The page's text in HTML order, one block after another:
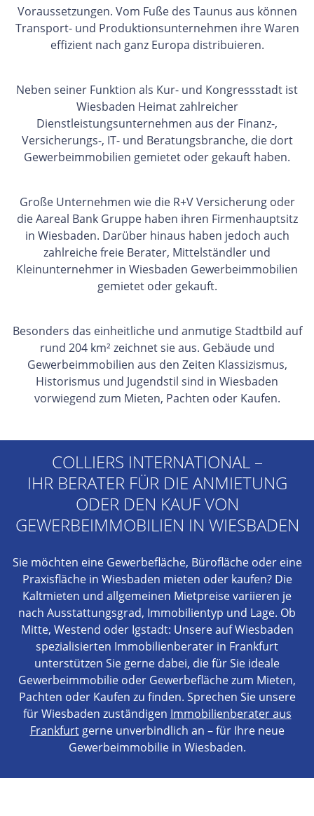
Voraussetzungen. Vom Fuße des Taunus aus können
Transport- und Produktionsunternehmen ihre Waren
effizient nach ganz Europa distribuieren.
Neben seiner Funktion als Kur- und Kongressstadt ist
Wiesbaden Heimat zahlreicher
Dienstleistungsunternehmen aus der Finanz-,
Versicherungs-, IT- und Beratungsbranche, die dort
Gewerbeimmobilien gemietet oder gekauft haben.
Große Unternehmen wie die R+V Versicherung oder
die Aareal Bank Gruppe haben ihren Firmenhauptsitz
in Wiesbaden. Darüber hinaus haben jedoch auch
zahlreiche freie Berater, Mittelständler und
Kleinunternehmer in Wiesbaden Gewerbeimmobilien
gemietet oder gekauft.
Besonders das einheitliche und anmutige Stadtbild auf
rund 204 km² zeichnet sie aus. Gebäude und
Gewerbeimmobilien aus den Zeiten Klassizismus,
Historismus und Jugendstil sind in Wiesbaden
vorwiegend zum Mieten, Pachten oder Kaufen.
COLLIERS INTERNATIONAL –
IHR BERATER FÜR DIE ANMIETUNG
ODER DEN KAUF VON
GEWERBEIMMOBILIEN IN WIESBADEN
Sie möchten eine Gewerbefläche, Bürofläche oder eine
Praxisfläche in Wiesbaden mieten oder kaufen? Die
Kaltmieten und allgemeinen Mietpreise variieren je
nach Ausstattungsgrad, Immobilientyp und Lage. Ob
Mitte, Westend oder Igstadt: Unsere auf Wiesbaden
spezialisierten Immobilienberater in Frankfurt
unterstützen Sie gerne dabei, die für Sie ideale
Gewerbeimmobilie oder Gewerbefläche zum Mieten,
Pachten oder Kaufen zu finden. Sprechen Sie unsere
für Wiesbaden zuständigen Immobilienberater aus
Frankfurtgerne unverbindlich an – für Ihre neue
Gewerbeimmobilie in Wiesbaden.